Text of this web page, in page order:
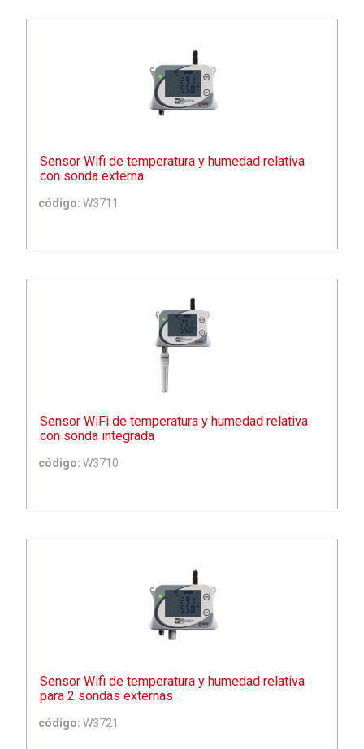
Sensor Wifi de temperatura y humedad relativa
con sonda externa
código: W3711
Sensor WiFi de temperatura y humedad relativa
con sonda integrada
código: W3710
Sensor Wifi de temperatura y humedad relativa
para 2 sondas externas
código: W3721